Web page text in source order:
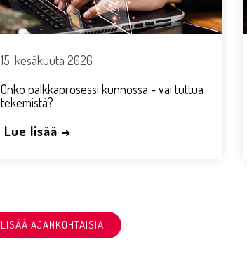
15. kesäkuuta 2026
Onko palkkaprosessi kunnossa - vai tuttua
tekemistä?
Lue lisää →
LISÄÄ AJANKOHTAISIA